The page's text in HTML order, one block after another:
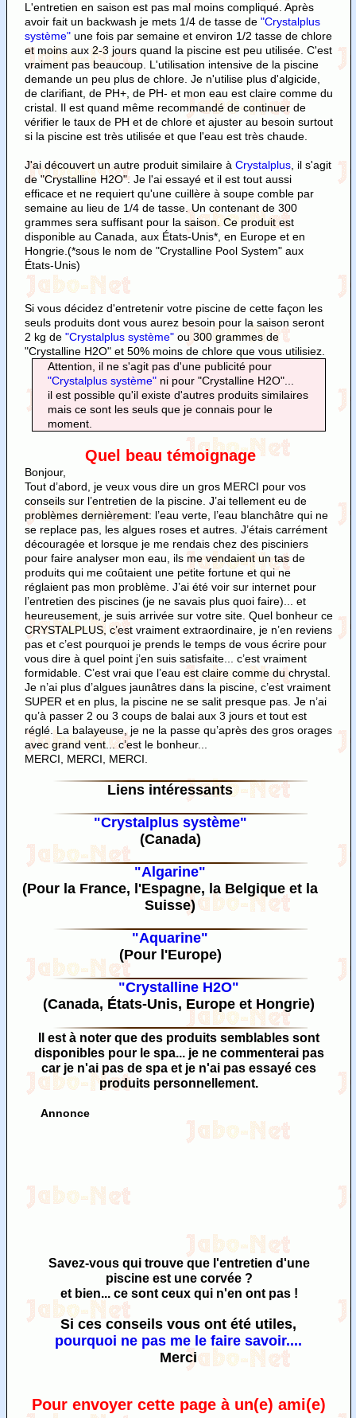
L'entretien en saison est pas mal moins compliqué. Après
avoir fait un backwash je mets 1/4 de tasse de "Crystalplus
système"une fois par semaine et environ 1/2 tasse de chlore
et moins aux 2-3 jours quand la piscine est peu utilisée. C'est
vraiment pas beaucoup. L'utilisation intensive de la piscine
demande un peu plus de chlore. Je n'utilise plus d'algicide,
de clarifiant, de PH+, de PH- et mon eau est claire comme du
cristal. Il est quand même recommandé de continuer de
vérifier le taux de PH et de chlore et ajuster au besoin surtout
si la piscine est très utilisée et que l'eau est très chaude.
J'ai découvert un autre produit similaire à Crystalplus, il s'agit
de "Crystalline H2O". Je l'ai essayé et il est tout aussi
efficace et ne requiert qu'une cuillère à soupe comble par
semaine au lieu de 1/4 de tasse. Un contenant de 300
grammes sera suffisant pour la saison. Ce produit est
disponible au Canada, aux États-Unis*, en Europe et en
Hongrie.(*sous le nom de "Crystalline Pool System" aux
États-Unis)
Si vous décidez d'entretenir votre piscine de cette façon les
seuls produits dont vous aurez besoin pour la saison seront
2 kg de "Crystalplus système"ou 300 grammes de
"Crystalline H2O" et 50% moins de chlore que vous utilisiez.
Attention, il ne s'agit pas d'une publicité pour
"Crystalplus système"ni pour "Crystalline H2O"...
il est possible qu'il existe d'autres produits similaires
mais ce sont les seuls que je connais pour le
moment.
Quel beau témoignage
Bonjour,
Tout d’abord, je veux vous dire un gros MERCI pour vos
conseils sur l’entretien de la piscine. J’ai tellement eu de
problèmes dernièrement: l’eau verte, l’eau blanchâtre qui ne
se replace pas, les algues roses et autres. J’étais carrément
découragée et lorsque je me rendais chez des pisciniers
pour faire analyser mon eau, ils me vendaient un tas de
produits qui me coûtaient une petite fortune et qui ne
réglaient pas mon problème. J’ai été voir sur internet pour
l’entretien des piscines (je ne savais plus quoi faire)... et
heureusement, je suis arrivée sur votre site. Quel bonheur ce
CRYSTALPLUS, c’est vraiment extraordinaire, je n’en reviens
pas et c’est pourquoi je prends le temps de vous écrire pour
vous dire à quel point j’en suis satisfaite... c’est vraiment
formidable. C’est vrai que l’eau est claire comme du chrystal.
Je n’ai plus d’algues jaunâtres dans la piscine, c’est vraiment
SUPER et en plus, la piscine ne se salit presque pas. Je n’ai
qu’à passer 2 ou 3 coups de balai aux 3 jours et tout est
réglé. La balayeuse, je ne la passe qu’après des gros orages
avec grand vent... c’est le bonheur...
MERCI, MERCI, MERCI.
Liens intéressants
"Crystalplus système"
(Canada)
"Algarine"
(Pour la France, l'Espagne, la Belgique et la
Suisse)
"Aquarine"
(Pour l'Europe)
"Crystalline H2O"
(Canada, États-Unis, Europe et Hongrie)
Il est à noter que des produits semblables sont
disponibles pour le spa... je ne commenterai pas
car je n'ai pas de spa et je n'ai pas essayé ces
produits personnellement.
Annonce
Savez-vous qui trouve que l'entretien d'une
piscine est une corvée ?
et bien... ce sont ceux qui n'en ont pas !
Si ces conseils vous ont été utiles,
pourquoi ne pas me le faire savoir....
Merci
Pour envoyer cette page à un(e) ami(e)